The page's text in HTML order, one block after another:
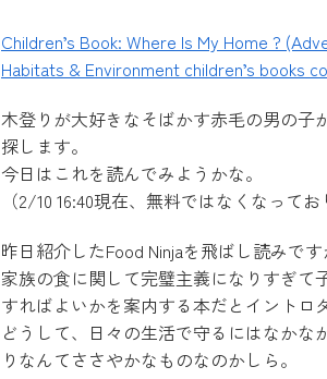
Children’s Book: Where Is My Home ?
Habitats & Environment children’s books
木登りが大好きなそばかす赤毛の男の子
探します。
今日はこれを読んでみようかな。
（2/10 16:40現在、無料ではなくなってお
昨日紹介したFood Ninjaを飛ばし読みです
家族の食に関して完璧主義になりすぎて
すればよいかを案内する本だとイント
どうして、日々の生活で守るにはなか
りなんてささやかなものなのかしら。